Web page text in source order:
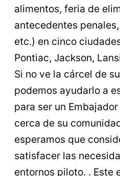
alimentos, feria de
antecedentes
etc.) en cinco
Pontiac, Jackson,
Si no ve la cárcel de
podemos ayudarlo a
para ser un
cerca de su
esperamos que
satisfacer las
entornos piloto. . Este